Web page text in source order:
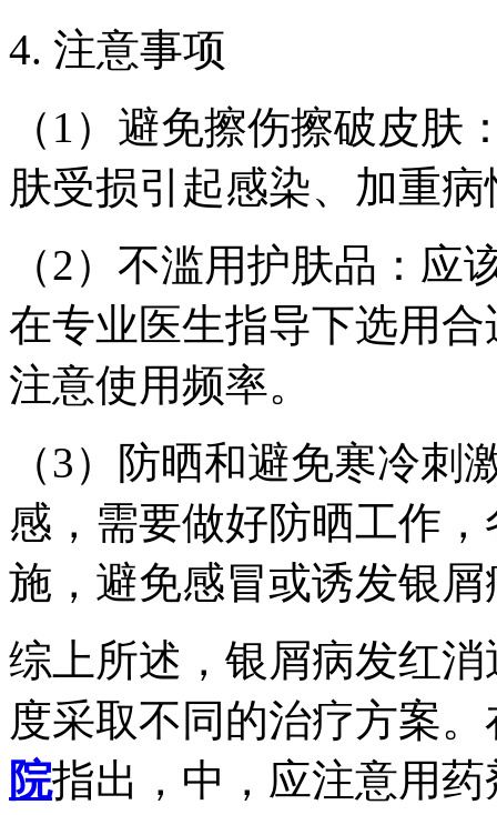
4. 注意事项
（1）避免擦伤擦破皮
肤受损引起感染、加重病
（2）不滥用护肤品：
在专业医生指导下选用
注意使用频率。
（3）防晒和避免寒冷
感，需要做好防晒工作
施，避免感冒或诱发银
综上所述，银屑病发红
度采取不同的治疗方案
院指出，中，应注意用